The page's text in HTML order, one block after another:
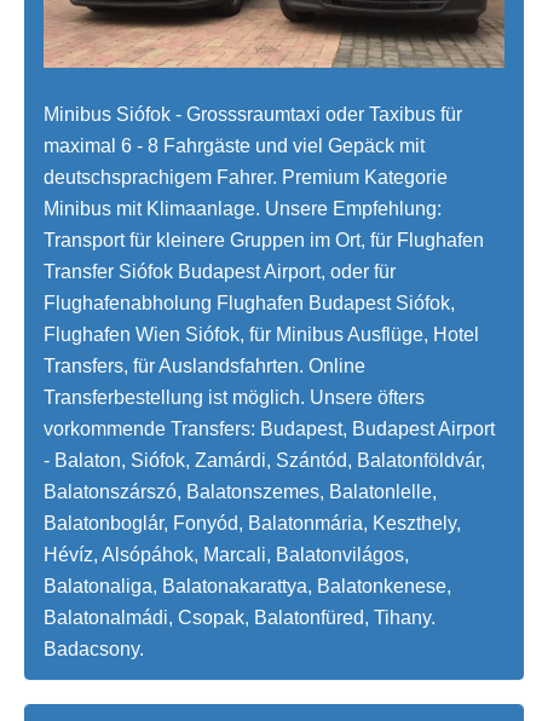
Minibus Siófok - Grosssraumtaxi oder Taxibus für
maximal 6 - 8 Fahrgäste und viel Gepäck mit
deutschsprachigem Fahrer. Premium Kategorie
Minibus mit Klimaanlage. Unsere Empfehlung:
Transport für kleinere Gruppen im Ort, für Flughafen
Transfer Siófok Budapest Airport, oder für
Flughafenabholung Flughafen Budapest Siófok,
Flughafen Wien Siófok, für Minibus Ausflüge, Hotel
Transfers, für Auslandsfahrten. Online
Transferbestellung ist möglich. Unsere öfters
vorkommende Transfers: Budapest, Budapest Airport
- Balaton, Siófok, Zamárdi, Szántód, Balatonföldvár,
Balatonszárszó, Balatonszemes, Balatonlelle,
Balatonboglár, Fonyód, Balatonmária, Keszthely,
Hévíz, Alsópáhok, Marcali, Balatonvilágos,
Balatonaliga, Balatonakarattya, Balatonkenese,
Balatonalmádi, Csopak, Balatonfüred, Tihany.
Badacsony.